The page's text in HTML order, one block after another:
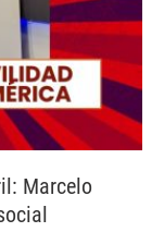
Marcelo